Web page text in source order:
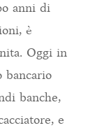
anni di
è
Oggi in
banche,
e